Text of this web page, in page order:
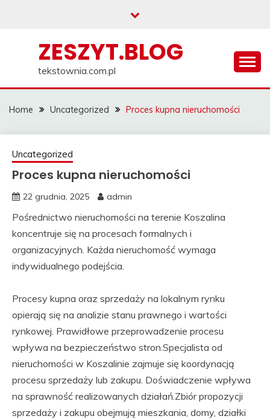
ZESZYT.BLOG
tekstownia.com.pl
Home Uncategorized Proces kupna nieruchomości
Uncategorized
Proces kupna nieruchomości
22 grudnia, 2025 admin
Pośrednictwo nieruchomości na terenie Koszalina
koncentruje się na procesach formalnych i
organizacyjnych. Każda nieruchomość wymaga
indywidualnego podejścia.
Procesy kupna oraz sprzedaży na lokalnym rynku
opierają się na analizie stanu prawnego i wartości
rynkowej. Prawidłowe przeprowadzenie procesu
wpływa na bezpieczeństwo stron.Specjalista od
nieruchomości w Koszalinie zajmuje się koordynacją
procesu sprzedaży lub zakupu. Doświadczenie wpływa
na sprawność realizowanych działań.Zbiór propozycji
sprzedaży i zakupu obejmują mieszkania, domy, działki